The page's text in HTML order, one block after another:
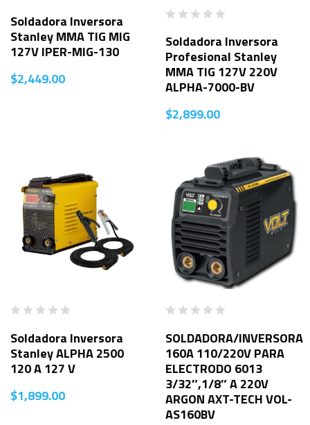
Soldadora Inversora
Stanley MMA TIG MIG
127V IPER-MIG-130
$2,449.00
Soldadora Inversora
Profesional Stanley
MMA TIG 127V 220V
ALPHA-7000-BV
$2,899.00
Soldadora Inversora
Stanley ALPHA 2500
120 A 127 V
$1,899.00
SOLDADORA/INVERSORA
160A 110/220V PARA
ELECTRODO 6013
3/32″,1/8″ A 220V
ARGON AXT-TECH VOL-
AS160BV